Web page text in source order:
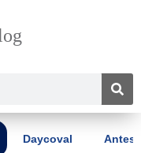
Daycoval Antes